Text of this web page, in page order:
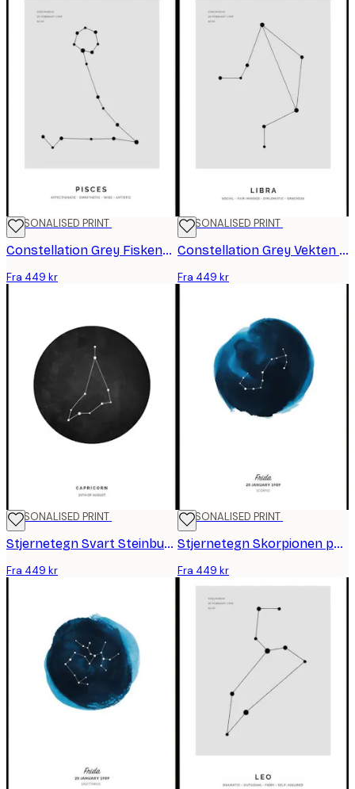
PERSONALISED PRINT
Constellation Grey Fiskene personlig plakat
Fra 449 kr
PERSONALISED PRINT
Constellation Grey Vekten personlig plakat
Fra 449 kr
PERSONALISED PRINT
Stjernetegn Svart Steinbukken personlig plakat
Fra 449 kr
PERSONALISED PRINT
Stjernetegn Skorpionen personlig plakat
Fra 449 kr